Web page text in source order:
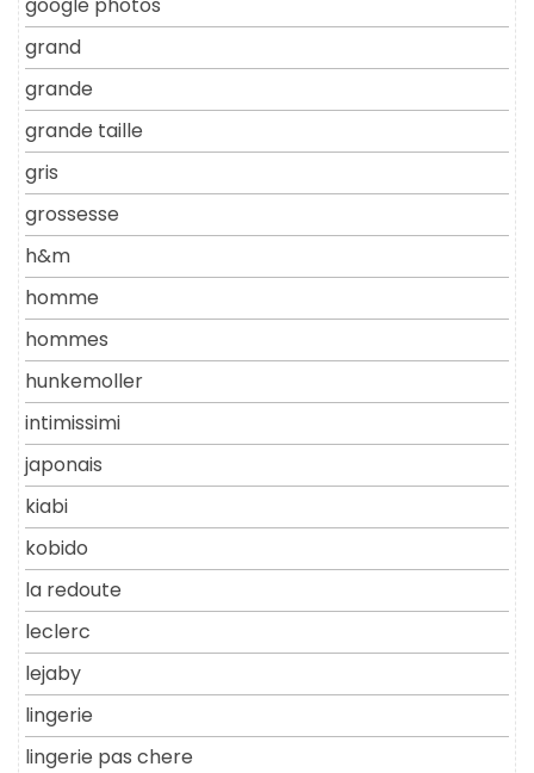
google photos
grand
grande
grande taille
gris
grossesse
h&m
homme
hommes
hunkemoller
intimissimi
japonais
kiabi
kobido
la redoute
leclerc
lejaby
lingerie
lingerie pas chere